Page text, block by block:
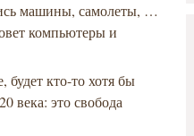
машины, самолеты, …
компьютеры и
будет кто-то хотя бы
века: это свобода